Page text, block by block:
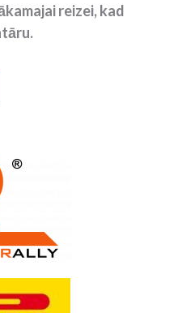
reizei, kad